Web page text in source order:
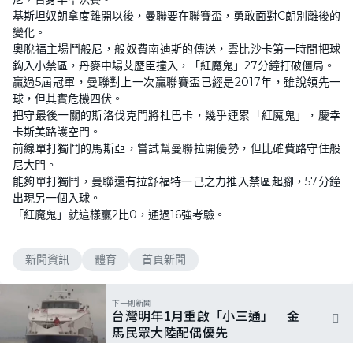
t
e
:
.
3
7
%
基斯坦奴朗拿度離開以後，曼聯要在聯賽盃，勇敢面對C朗別離後的
變化。
奧脫福主場鬥般尼，般奴費南迪斯的傳送，雲比沙卡第一時間把球
鈎入小禁區，丹麥中場艾歷臣撞入，「紅魔鬼」27分鐘打破僵局。
贏過5屆冠軍，曼聯對上一次贏聯賽盃已經是2017年，雖說領先一
球，但其實危機四伏。
把守最後一關的斯洛伐克門將杜巴卡，幾乎連累「紅魔鬼」，慶幸
卡斯美路護空門。
前線單打獨鬥的馬斯亞，嘗試幫曼聯拉開優勢，但比確費路守住般
尼大門。
能夠單打獨鬥，曼聯還有拉舒福特一己之力推入禁區起腳，57分鐘
出現另一個入球。
「紅魔鬼」就這樣贏2比0，通過16強考驗。
新聞資訊 體育 首頁新聞
下一則新聞
台灣明年1月重啟「小三通」 金
馬民眾大陸配偶優先